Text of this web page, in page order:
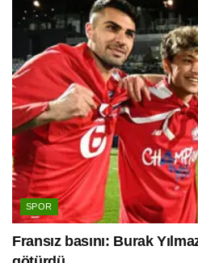
SPOR
Fransız basını: Burak